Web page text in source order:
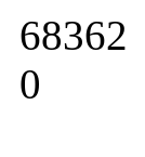
68362
0